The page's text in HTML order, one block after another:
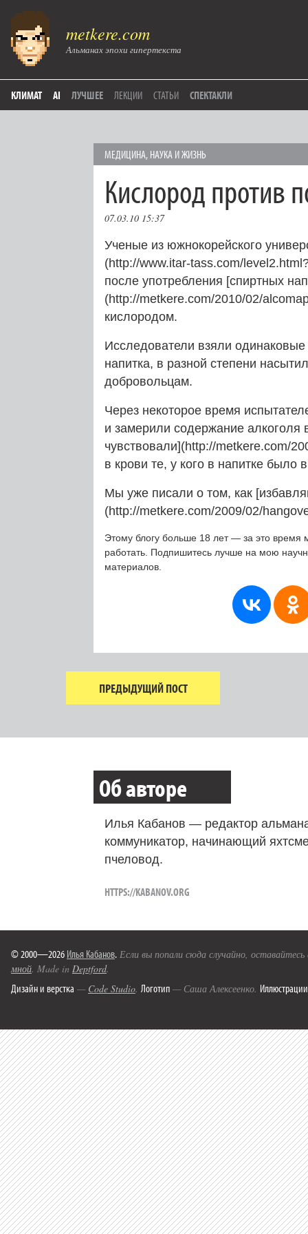
metkere.com
Альманах эпохи гипертекста
КЛИМАТ AI ЛУЧШЕЕ ЛЕКЦИИ СТАТЬИ СПЕКТАКЛИ
МЕДИЦИНА, НАУКА И ЖИЗНЬ
Кислород против
07.03.10 15:37
Ученые из южнокорейского
(http://www.itar-tass.com/
после употребления [спиртных
(http://metkere.com/2010/02/
кислородом.
Исследователи взяли
напитка, в разной степени
добровольцам.
Через некоторое время
и замерили содержание алкоголя
чувствовали](http://metkere.com/
в крови те, у кого в напитке
Мы уже писали о том, как
(http://metkere.com/2009/02/
Этому блогу больше 18 лет — за это время
работать. Подпишитесь лучше на мою
материалов.
ПРЕДЫДУЩИЙ ПОСТ
Об авторе
Илья Кабанов — редактор
коммуникатор, начинающий
пчеловод.
HTTPS://KABANOV.ORG
© 2000—2026 Илья Кабанов. Если вы попали сюда случайно,
мной. Made in Deptford.
Дизайн и верстка — Code Studio. Логотип — Саша Алексеенко. Иллюстрации